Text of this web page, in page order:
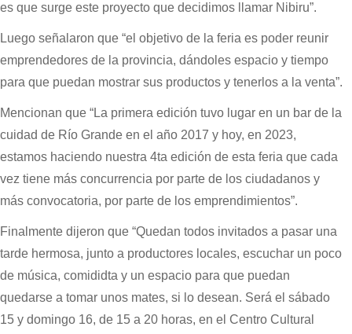
es que surge este proyecto que decidimos llamar Nibiru”.
Luego señalaron que “el objetivo de la feria es poder reunir
emprendedores de la provincia, dándoles espacio y tiempo
para que puedan mostrar sus productos y tenerlos a la venta”.
Mencionan que “La primera edición tuvo lugar en un bar de la
cuidad de Río Grande en el año 2017 y hoy, en 2023,
estamos haciendo nuestra 4ta edición de esta feria que cada
vez tiene más concurrencia por parte de los ciudadanos y
más convocatoria, por parte de los emprendimientos”.
Finalmente dijeron que “Quedan todos invitados a pasar una
tarde hermosa, junto a productores locales, escuchar un poco
de música, comididta y un espacio para que puedan
quedarse a tomar unos mates, si lo desean. Será el sábado
15 y domingo 16, de 15 a 20 horas, en el Centro Cultural